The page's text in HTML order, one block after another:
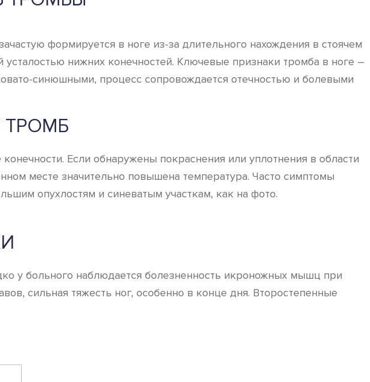
формируется в ноге из-за длительного нахождения в стоячем
нижних конечностей. Ключевые признаки тромба в ноге –
синюшными, процесс сопровождается отечностью и болевыми
ТРОМБ
Если обнаружены покраснения или уплотнения в области
месте значительно повышена температура. Часто симптомы
опухлостям и синеватым участкам, как на фото.
у больного наблюдается болезненность икроножных мышц при
сильная тяжесть ног, особенно в конце дня. Второстепенные